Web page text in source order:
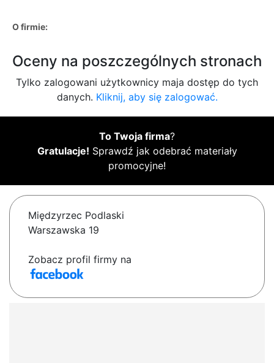
O firmie:
Oceny na poszczególnych stronach
Tylko zalogowani użytkownicy maja dostęp do tych
danych. Kliknij, aby się zalogować.
To Twoja firma?
Gratulacje! Sprawdź jak odebrać materiały
promocyjne!
Międzyrzec Podlaski
Warszawska 19
Zobacz profil firmy na